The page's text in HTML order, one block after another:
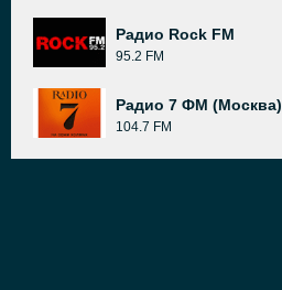
Радио Rock FM
95.2 FM
Радио 7 ФМ (Москва)
104.7 FM